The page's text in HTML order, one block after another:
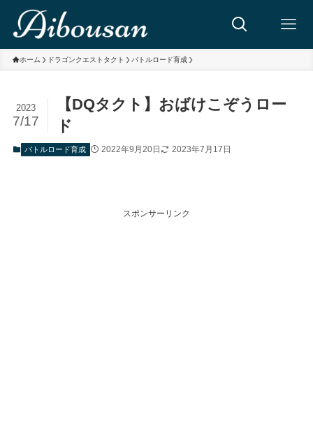
ホーム ドラゴンクエストタクト バトルロード育成
【DQタクト】おばけこぞうロー
ド
2023
7/17
バトルロード育成 2022年9月20日 2023年7月17日
スポンサーリンク